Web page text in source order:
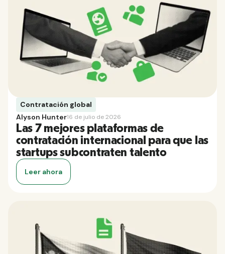
Contratación global
Alyson Hunter16 de julio de 2026
Las 7 mejores plataformas de
contratación internacional para que las
startups subcontraten talento
Leer ahora